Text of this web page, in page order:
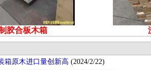
胶合板木箱
箱原木进口量创新高 (2024/2/22)